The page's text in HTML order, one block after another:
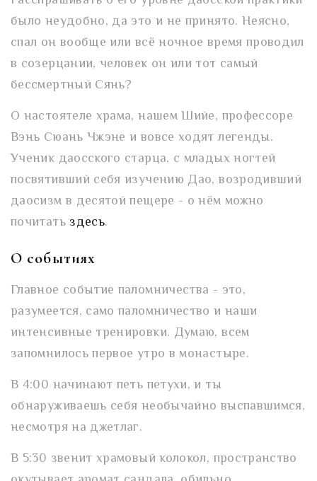
было неудобно, да это и не принято. Неясно,
спал он вообще или всё ночное время проводил
в созерцании, человек он или тот самый
бессмертный Сянь?
О настоятеле храма, нашем Шийе, профессоре
Вэнь Сюань Чжэне и вовсе ходят легенды.
Ученик даосского старца, с младых ногтей
посвятивший себя изучению Дао, возродивший
даосизм в десятой пещере - о нём можно
почитать здесь.
О событиях
Главное событие паломничества - это,
разумеется, само паломничество и наши
интенсивные тренировки. Думаю, всем
запомнилось первое утро в монастыре.
В 4:00 начинают петь петухи, и ты
обнаруживаешь себя необычайно выспавшимся,
несмотря на джетлаг.
В 5:30 звенит храмовый колокол, пространство